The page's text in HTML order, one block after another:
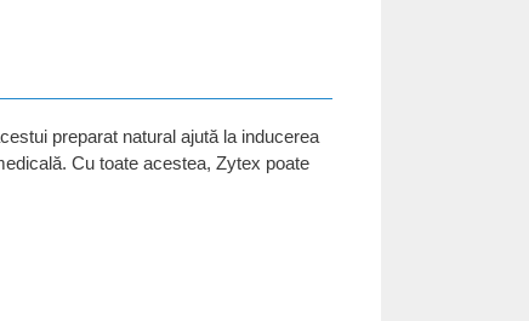
preparat natural ajută la inducerea
Cu toate acestea, Zytex poate